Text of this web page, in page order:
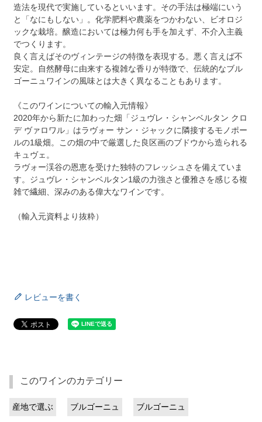
造法を現代で実施しているといいます。その手法は極端にいう
と「なにもしない」。化学肥料や農薬をつかわない、ビオロジ
ックな栽培。醸造においては極力何も手を加えず、不介入主義
でつくります。
良く言えばそのヴィンテージの特徴を表現する。悪く言えば不
安定。自然酵母に由来する複雑な香りが特徴で、伝統的なブル
ゴーニュワインの風味とは大きく異なることもあります。
《このワインについての輸入元情報》
2020年から新たに加わった畑「ジュヴレ・シャンベルタン クロ
デ ヴァロワル」はラヴォー サン・ジャックに隣接するモノポー
ルの1級畑。この畑の中で厳選した良区画のブドウから造られる
キュヴェ。
ラヴォー渓谷の恩恵を受けた独特のフレッシュさを備えていま
す。ジュヴレ・シャンベルタン1級の力強さと優雅さを感じる複
雑で繊細、深みのある偉大なワインです。
（輸入元資料より抜粋）
レビューを書く
このワインのカテゴリー
産地で選ぶ ブルゴーニュ ブルゴーニュ